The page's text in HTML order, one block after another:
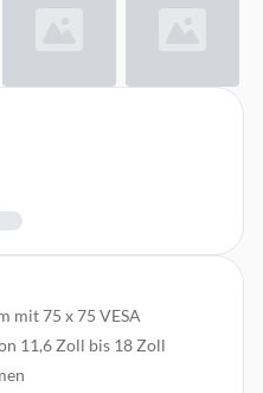
mit 75 x 75 VESA
11,6 Zoll bis 18 Zoll